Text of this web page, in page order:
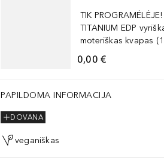
TIK
TITANIUM EDP
moteriškas kvapas
0,00 €
PAPILDOMA INFORMACIJA
DOVANA
veganiškas